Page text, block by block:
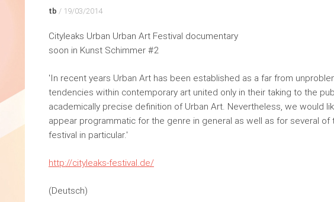
tb / 19/03/2014
Cityleaks Urban Urban Art Festival documentary
soon in Kunst Schimmer #2
'In recent years Urban Art has been established as a far from
tendencies within contemporary art united only in their taking to the
academically precise definition of Urban Art. Nevertheless, we would
appear programmatic for the genre in general as well as for several
festival in particular.'
http://cityleaks-festival.de/
(Deutsch)